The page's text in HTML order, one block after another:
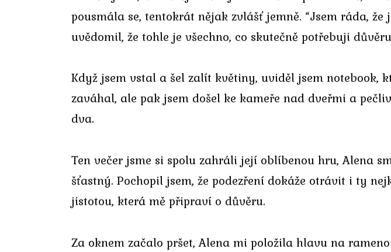
pousmála se, tentokrát nějak zvlášť jemně. “Jsem ráda,
uvědomil, že tohle je všechno, co skutečně potřebuji
Když jsem vstal a šel zalít květiny, uviděl jsem notebook,
zaváhal, ale pak jsem došel ke kameře nad dveřmi a
dva.
Ten večer jsme si spolu zahráli její oblíbenou hru, Alena
šťastný. Pochopil jsem, že podezření dokáže otrávit i ty
jistotou, která mě připraví o důvěru.
Za oknem začalo pršet, Alena mi položila hlavu na